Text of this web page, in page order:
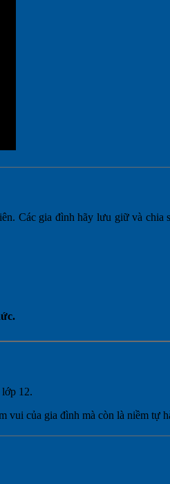
Các gia đình hãy lưu giữ và chia
12.
của gia đình mà còn là niềm tự